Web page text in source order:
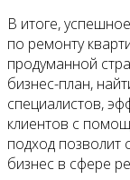
В итоге,
по ремонту
продуманной
бизнес-план,
специалистов,
клиентов с
подход позволит
бизнес в сфере